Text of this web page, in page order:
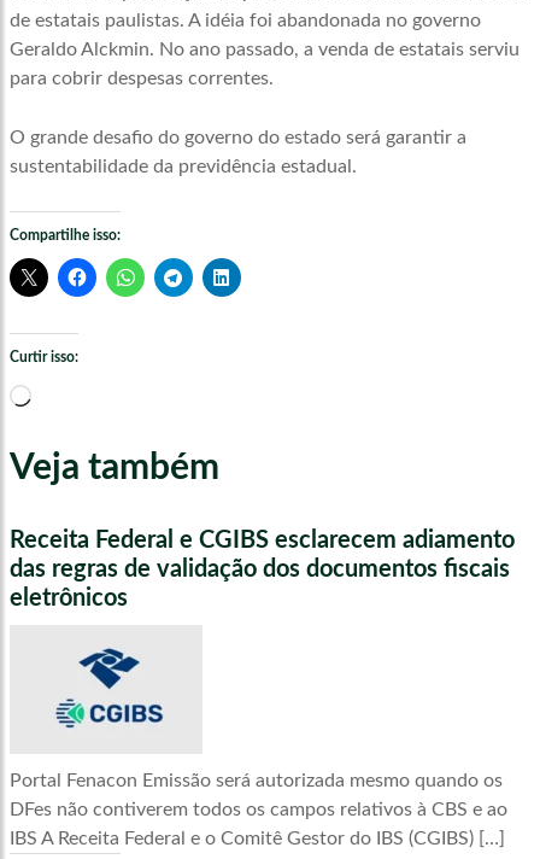
de estatais paulistas. A idéia foi abandonada no governo
Geraldo Alckmin. No ano passado, a venda de estatais serviu
para cobrir despesas correntes.
O grande desafio do governo do estado será garantir a
sustentabilidade da previdência estadual.
Compartilhe isso:
Curtir isso:
Carregando...
Veja também
Receita Federal e CGIBS esclarecem adiamento
das regras de validação dos documentos fiscais
eletrônicos
Portal Fenacon Emissão será autorizada mesmo quando os
DFes não contiverem todos os campos relativos à CBS e ao
IBS A Receita Federal e o Comitê Gestor do IBS (CGIBS) […]